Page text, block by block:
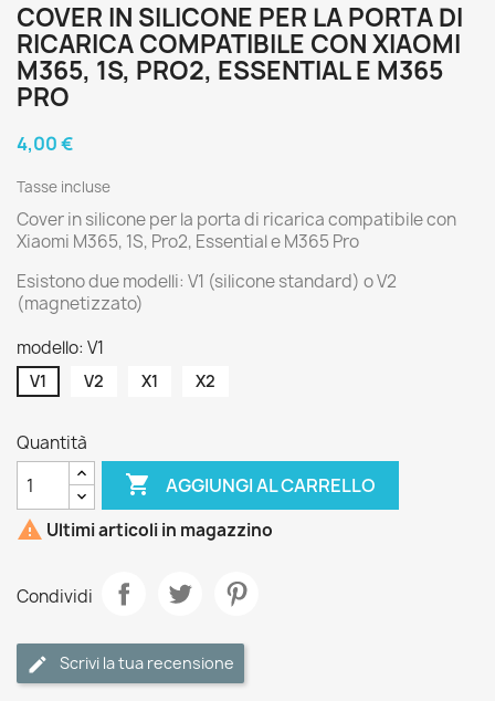
COVER IN SILICONE PER LA PORTA DI
RICARICA COMPATIBILE CON XIAOMI
M365, 1S, PRO2, ESSENTIAL E M365
PRO
4,00 €
Tasse incluse
Cover in silicone per la porta di ricarica compatibile con
Xiaomi M365, 1S, Pro2, Essential e M365 Pro
Esistono due modelli: V1 (silicone standard) o V2 ​​
(magnetizzato)
modello: V1
V1 V2 X1 X2
Quantità
 AGGIUNGI AL CARRELLO
 Ultimi articoli in magazzino
Condividi
Scrivi la tua recensione